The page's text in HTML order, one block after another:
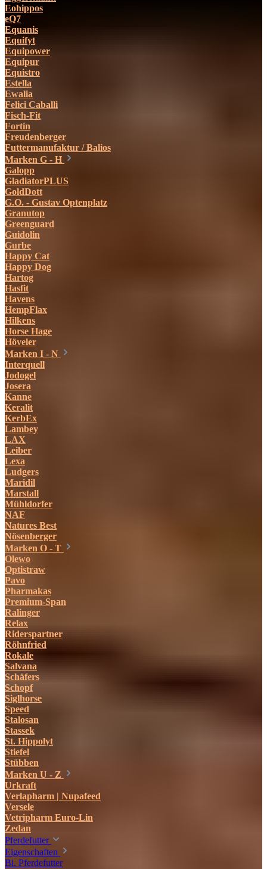
Eohippos
eQ7
Equanis
Equifyt
Equipower
Equipur
Equistro
Estella
Ewalia
Felici Caballi
Fisch-Fit
Fortin
Freudenberger
Futtermanufaktur / Balios
Marken G - H
Galopp
GladiatorPLUS
GoldDott
G.O. - Gustav Optenplatz
Granutop
Greenguard
Guidolin
Gurbe
Happy Cat
Happy Dog
Hartog
Hasfit
Havens
HempFlax
Hilkens
Horse Hage
Höveler
Marken I - N
Interquell
Jodogel
Josera
Kanne
Keralit
KerbEx
Lambey
LAX
Leiber
Lexa
Ludgers
Maridil
Marstall
Mühldorfer
NAF
Natures Best
Nösenberger
Marken O - T
Olewo
Optistraw
Pavo
Pharmakas
Premium-Span
Ralinger
Relax
Riderspartner
Röhnfried
Rokale
Salvana
Schäfers
Schopf
Siglhorse
Speed
Stalosan
Stassek
St. Hippolyt
Stiefel
Stübben
Marken U - Z
Urkraft
Verlapharm | Nupafeed
Versele
Vetripharm Euro-Lin
Zedan
Pferdefutter
Eigenschaften
Bi. Pferdefutter